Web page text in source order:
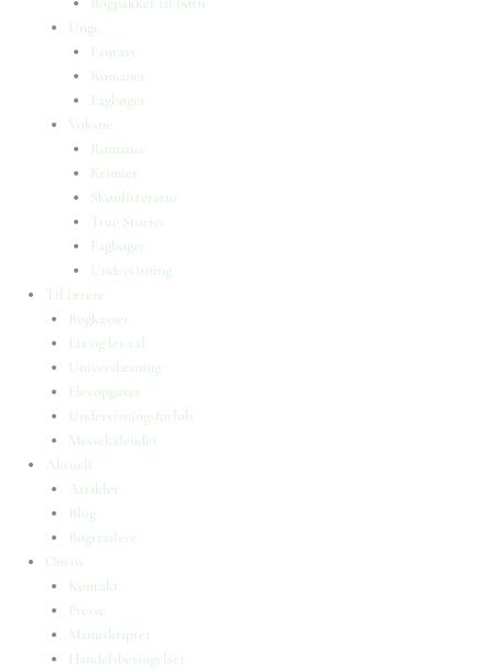
Unge
Fantasy
Romaner
Fagbøger
Voksne
Romance
Krimier
Skønlitteratur
True Stories
Fagbøger
Undervisning
Til lærere
Bogkasser
Lix og let-tal
Universlæsning
Elevopgaver
Undervisningsforløb
Messekalender
Aktuelt
Artikler
Blog
Bogtrailere
Om os
Kontakt
Presse
Manuskripter
Handelsbetingelser